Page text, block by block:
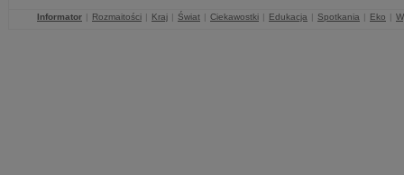
Informator | Rozmaitości | Kraj | Świat | Ciekawostki | Edukacja | Spotkania | Eko |